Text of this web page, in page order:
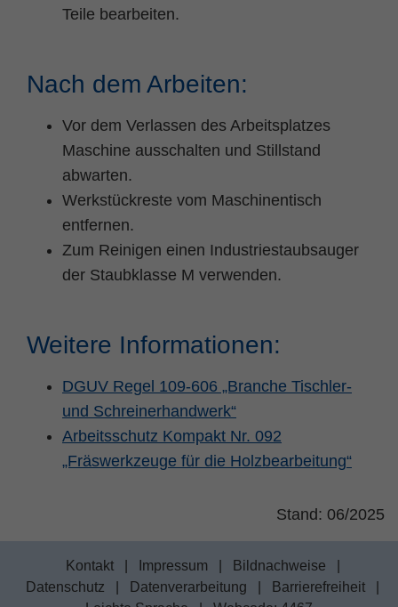
Teile bearbeiten.
Nach dem Arbeiten:
Vor dem Verlassen des Arbeitsplatzes
Maschine ausschalten und Stillstand
abwarten.
Werkstückreste vom Maschinentisch
entfernen.
Zum Reinigen einen Industriestaubsauger
der Staubklasse M verwenden.
Weitere Informationen:
DGUV Regel 109-606 „Branche Tischler-
und Schreinerhandwerk“
Arbeitsschutz Kompakt Nr. 092
„Fräswerkzeuge für die Holzbearbeitung“
Stand: 06/2025
Kontakt Impressum Bildnachweise
Datenschutz
Datenverarbeitung Barrierefreiheit